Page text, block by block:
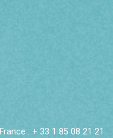
France : + 33 1 85 08 21 21